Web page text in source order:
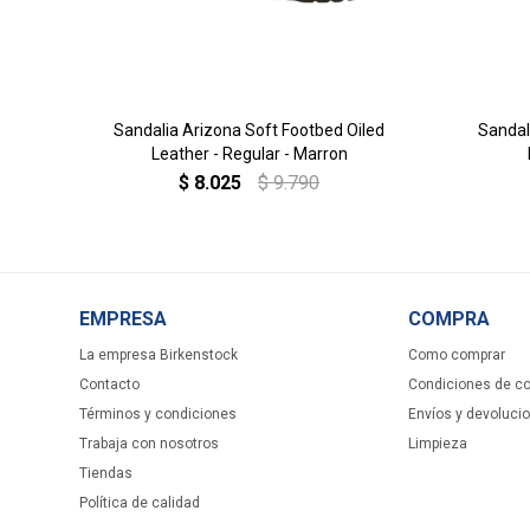
Sandalia Arizona Soft Footbed Oiled
Leather - Regular - Marron
$ 8.025 $ 9.790
EMPRESA
La empresa Birkenstock
Contacto
Términos y condiciones
Trabaja con nosotros
Tiendas
Política de calidad
COMPRA
Como comprar
Condiciones de
Envíos y
Limpieza